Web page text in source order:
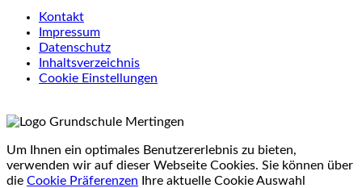
Kontakt
Impressum
Datenschutz
Inhaltsverzeichnis
Cookie Einstellungen
Um Ihnen ein optimales Benutzererlebnis zu bieten,
verwenden wir auf dieser Webseite Cookies. Sie können über
die Cookie Präferenzen Ihre aktuelle Cookie Auswahl